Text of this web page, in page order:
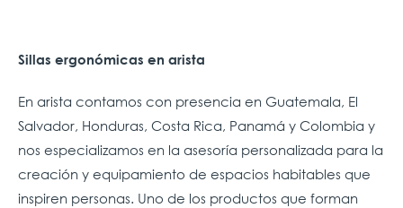
Sillas ergonómicas en arista
En arista contamos con presencia en Guatemala, El
Salvador, Honduras, Costa Rica, Panamá y Colombia y
nos especializamos en la asesoría personalizada para la
creación y equipamiento de espacios habitables que
inspiren personas. Uno de los productos que forman